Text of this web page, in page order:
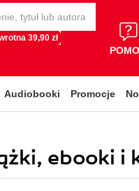
39,90 zł
Audiobooki Promocje
ebooki i